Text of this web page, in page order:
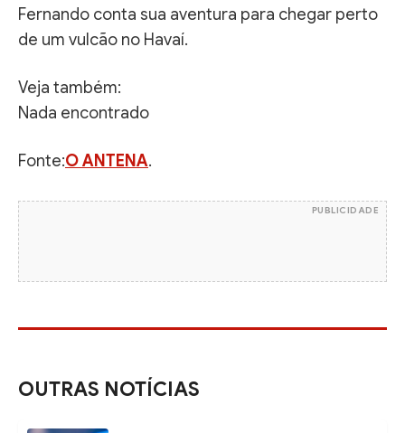
Fernando conta sua aventura para chegar perto
de um vulcão no Havaí.
Veja também:
Nada encontrado
Fonte:O ANTENA.
PUBLICIDADE
OUTRAS NOTÍCIAS